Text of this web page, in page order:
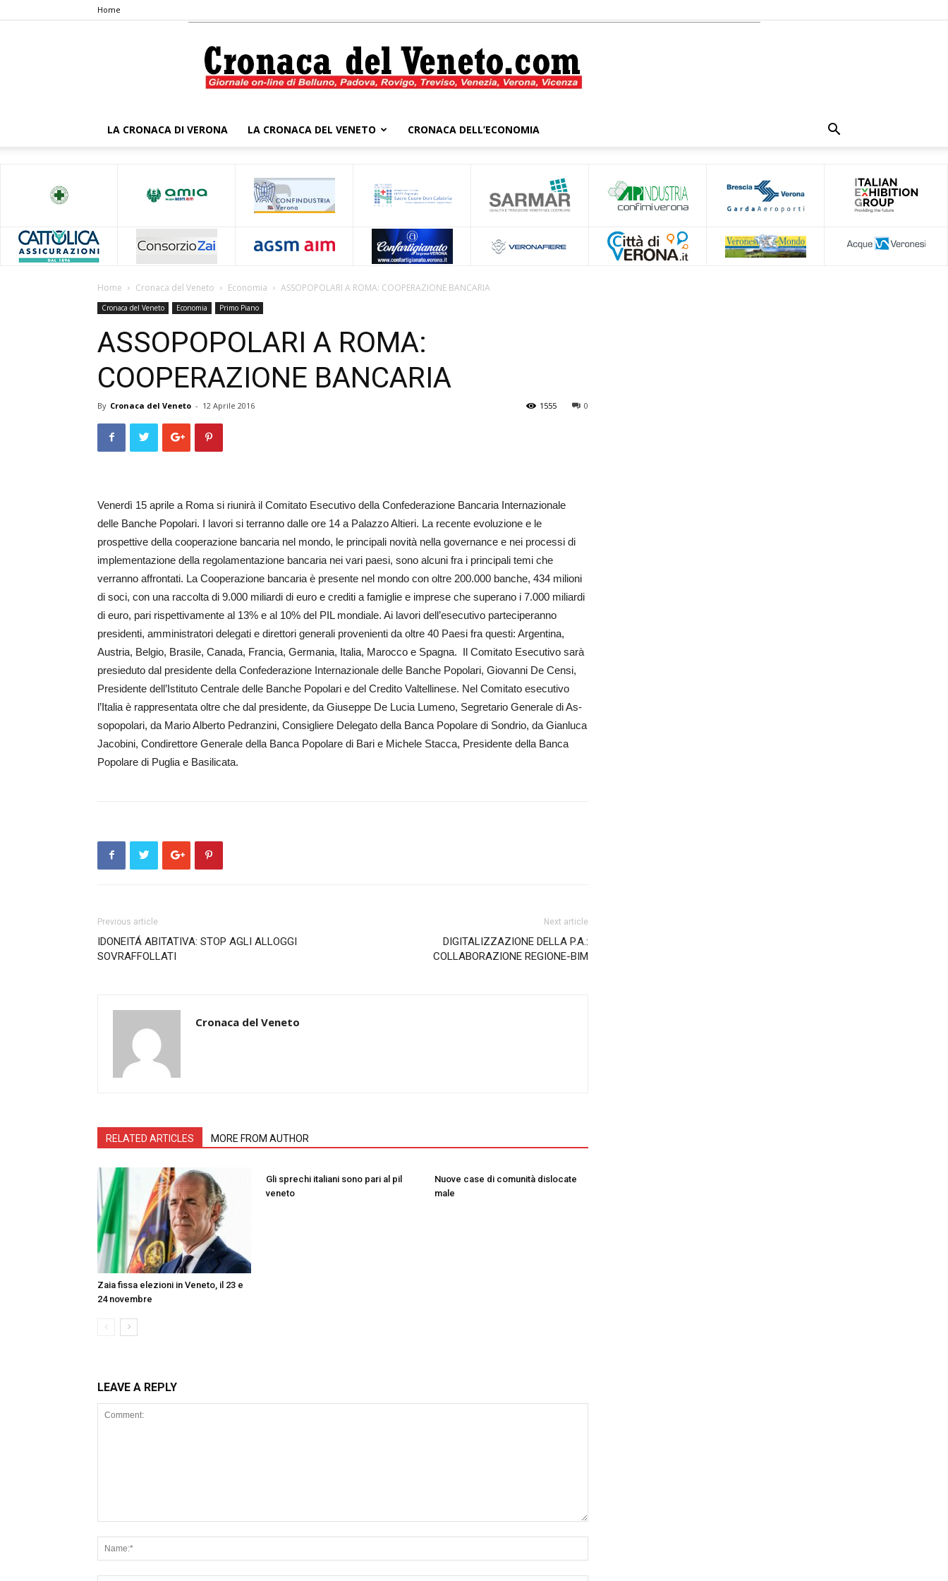
Home
LA CRONACA DI VERONA LA CRONACA DEL VENETO CRONACA DELL’ECONOMIA
Home Cronaca del Veneto Economia ASSOPOPOLARI A ROMA: COOPERAZIONE BANCARIA
Cronaca del Veneto Economia Primo Piano
ASSOPOPOLARI A ROMA:
COOPERAZIONE BANCARIA
By Cronaca del Veneto - 12 Aprile 2016 0
1555
Venerdì 15 aprile a Roma si riunirà il Comitato Esecutivo della Con­federazione Bancaria Internazio­nale
delle Banche Popolari. I lavori si terranno dalle ore 14 a Pa­lazzo Altieri. La recente evoluzione e le
prospettive della cooperazione bancaria nel mondo, le principali novità nella governance e nei processi di
implementazione della regolamentazione bancaria nei vari paesi, sono alcuni fra i principali temi che
verranno affrontati. La Cooperazione bancaria è presente nel mondo con oltre 200.000 banche, 434 milioni
di soci, con una raccolta di 9.000 miliardi di euro e crediti a famiglie e imprese che superano i 7.000 miliardi
di euro, pari rispettivamente al 13% e al 10% del PIL mondiale. Ai lavori dell’esecutivo parteciperanno
presidenti, amministratori delegati e direttori generali provenienti da oltre 40 Paesi fra questi: Argentina,
Austria, Belgio, Brasile, Canada, Francia, Germania, Italia, Marocco e Spagna. Il Comitato Esecutivo sa­rà
presieduto dal presidente della Confederazione Internazio­na­­le delle Banche Popolari, Gio­vanni De Censi,
Presidente del­l’Istituto Centrale delle Banche Po­polari e del Credito Valtellinese. Nel Comitato esecutivo
l’Italia è rap­­presentata oltre che dal presidente, da Giuseppe De Lucia Lu­meno, Segretario Generale di As­
sopopolari, da Mario Alberto Pe­dranzini, Consigliere Delegato del­la Banca Popolare di Sondrio, da Gianluca
Jacobini, Condiret­tore Generale della Banca Popo­lare di Bari e Michele Stacca, Pre­si­dente della Banca
Popolare di Puglia e Basilicata.
Previous article
IDONEITÁ ABITATIVA: STOP AGLI ALLOGGI
SOVRAFFOLLATI
Next article
DIGITALIZZAZIONE DELLA P.A.:
COLLABORAZIONE REGIONE-BIM
Cronaca del Veneto
RELATED ARTICLES MORE FROM AUTHOR
Zaia fissa elezioni in Veneto, il 23 e
24 novembre
Gli sprechi italiani sono pari al pil
veneto
Nuove case di comunità dislocate
male
LEAVE A REPLY